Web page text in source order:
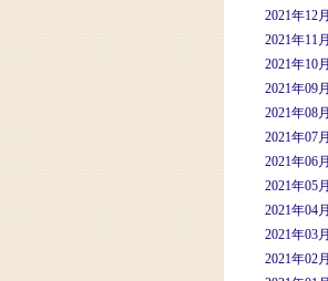
2021年12月
2021年11月
2021年10月
2021年09月
2021年08月
2021年07月
2021年06月
2021年05月
2021年04月
2021年03月
2021年02月